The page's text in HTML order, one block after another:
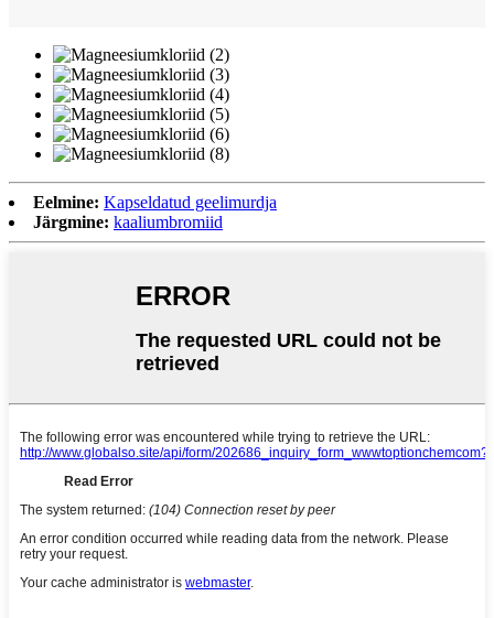
Eelmine: Kapseldatud geelimurdja
Järgmine: kaaliumbromiid